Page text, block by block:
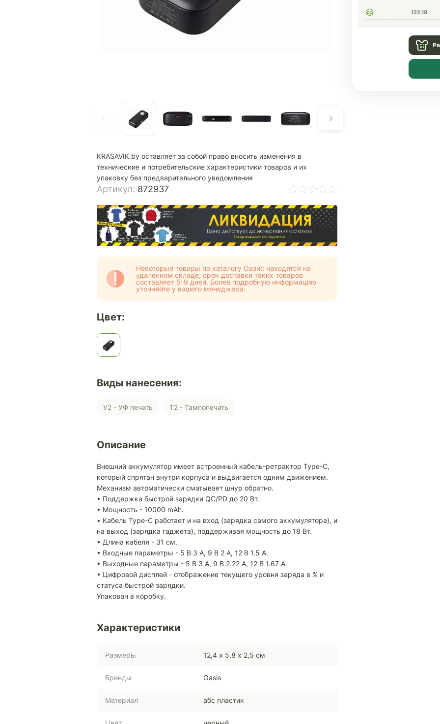
KRASAVIK.by оставляет за собой право вносить изменения в
технические и потребительские характеристики товаров и их
упаковку без предварительного уведомления
Артикул: 872937
Некоторые товары по каталогу Оазис находятся на
удаленном складе, срок доставки таких товаров
составляет 5-9 дней. Более подробную информацию
уточняйте у вашего менеджера.
Цвет:
Виды нанесения:
У2 - УФ печать Т2 - Тампопечать
Описание
Внешний аккумулятор имеет встроенный кабель-ретрактор Type-C,
который спрятан внутри корпуса и выдвигается одним движением.
Механизм автоматически сматывает шнур обратно.
• Поддержка быстрой зарядки QC/PD до 20 Вт.
• Мощность - 10000 mAh.
• Кабель Type-C работает и на вход (зарядка самого аккумулятора), и
на выход (зарядка гаджета), поддерживая мощность до 18 Вт.
• Длина кабеля - 31 см.
• Входные параметры - 5 В 3 А, 9 В 2 А, 12 В 1.5 А.
• Выходные параметры - 5 В 3 А, 9 В 2.22 А, 12 В 1.67 А.
• Цифровой дисплей - отображение текущего уровня заряда в % и
статуса быстрой зарядки.
Упакован в коробку.
Характеристики
Размеры 12,4 х 5,8 х 2,5 см
Бренды Oasis
Материал абс пластик
122.18